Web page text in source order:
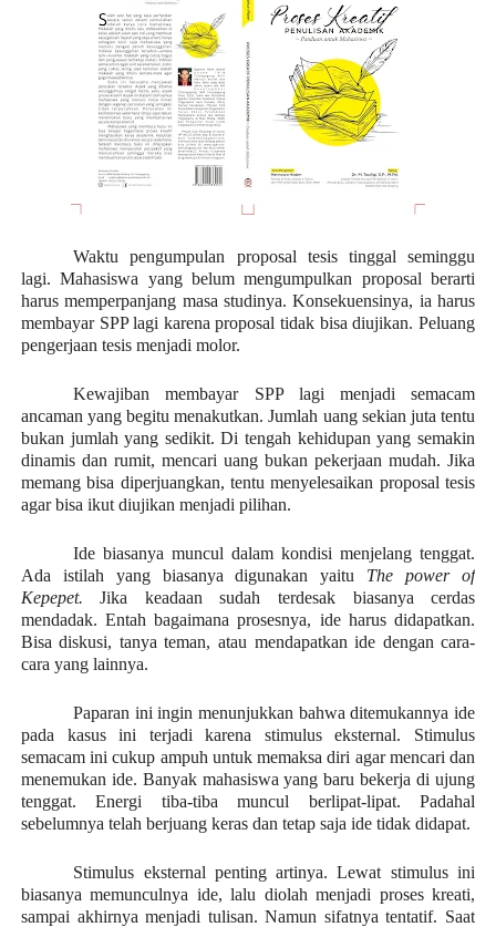
Waktu pengumpulan proposal tesis tinggal seminggu
lagi. Mahasiswa yang belum mengumpulkan proposal berarti
harus memperpanjang masa studinya. Konsekuensinya, ia harus
membayar SPP lagi karena proposal tidak bisa diujikan. Peluang
pengerjaan tesis menjadi molor.
Kewajiban membayar SPP lagi menjadi semacam
ancaman yang begitu menakutkan. Jumlah uang sekian juta tentu
bukan jumlah yang sedikit. Di tengah kehidupan yang semakin
dinamis dan rumit, mencari uang bukan pekerjaan mudah. Jika
memang bisa diperjuangkan, tentu menyelesaikan proposal tesis
agar bisa ikut diujikan menjadi pilihan.
Ide biasanya muncul dalam kondisi menjelang tenggat.
Ada istilah yang biasanya digunakan yaitu The power of
Kepepet.Jika keadaan sudah terdesak biasanya cerdas
mendadak. Entah bagaimana prosesnya, ide harus didapatkan.
Bisa diskusi, tanya teman, atau mendapatkan ide dengan cara-
cara yang lainnya.
Paparan ini ingin menunjukkan bahwa ditemukannya ide
pada kasus ini terjadi karena stimulus eksternal. Stimulus
semacam ini cukup ampuh untuk memaksa diri agar mencari dan
menemukan ide. Banyak mahasiswa yang baru bekerja di ujung
tenggat. Energi tiba-tiba muncul berlipat-lipat. Padahal
sebelumnya telah berjuang keras dan tetap saja ide tidak didapat.
Stimulus eksternal penting artinya. Lewat stimulus ini
biasanya memunculnya ide, lalu diolah menjadi proses kreati,
sampai akhirnya menjadi tulisan. Namun sifatnya tentatif. Saat